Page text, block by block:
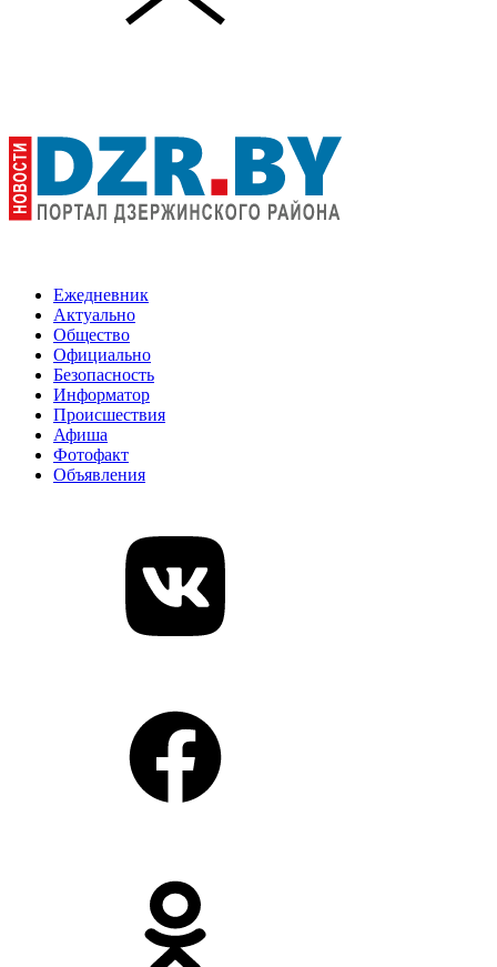
Ежедневник
Актуально
Общество
Официально
Безопасность
Информатор
Происшествия
Афиша
Фотофакт
Объявления